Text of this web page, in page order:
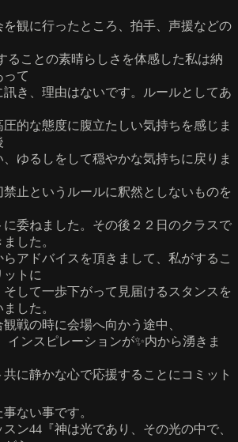
観に行ったところ、拍手、声援などの
ることの素晴らしさを体感した私は納
って
き、理由はないです。ルールとしてあ
的な態度に腹立たしい気持ちを感じま
ゆるしをして穏やかな気持ちに戻りま
止というルールに釈然としないものを
委ねました。その後２２日のクラスで
した。
アドバイスを頂きまして、私がするこ
ットに
して一歩下がって見届けるスタンスを
した。
戦の時に会場へ向かう途中、
インスピレーションが✨内から湧きま
に静かな心で応援することにコミット
ない事です。
ン44『神は光であり、その光の中で、